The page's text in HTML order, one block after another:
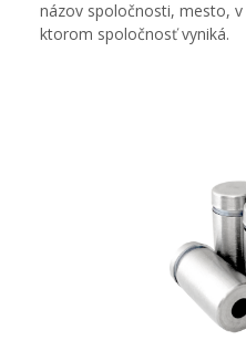
názov spoločnosti, mesto,
ktorom spoločnosť vyniká.